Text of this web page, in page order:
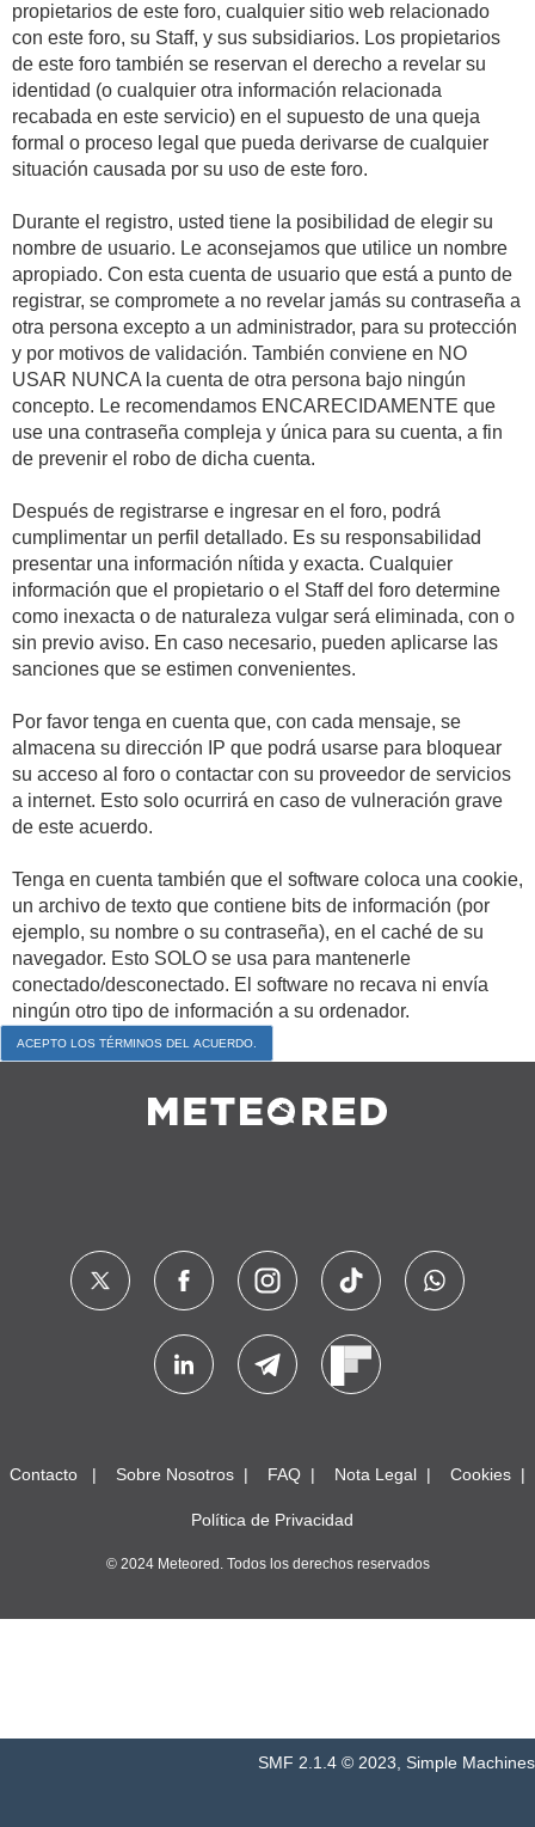
propietarios de este foro, cualquier sitio web relacionado
con este foro, su Staff, y sus subsidiarios. Los propietarios
de este foro también se reservan el derecho a revelar su
identidad (o cualquier otra información relacionada
recabada en este servicio) en el supuesto de una queja
formal o proceso legal que pueda derivarse de cualquier
situación causada por su uso de este foro.
Durante el registro, usted tiene la posibilidad de elegir su
nombre de usuario. Le aconsejamos que utilice un nombre
apropiado. Con esta cuenta de usuario que está a punto de
registrar, se compromete a no revelar jamás su contraseña a
otra persona excepto a un administrador, para su protección
y por motivos de validación. También conviene en NO
USAR NUNCA la cuenta de otra persona bajo ningún
concepto. Le recomendamos ENCARECIDAMENTE que
use una contraseña compleja y única para su cuenta, a fin
de prevenir el robo de dicha cuenta.
Después de registrarse e ingresar en el foro, podrá
cumplimentar un perfil detallado. Es su responsabilidad
presentar una información nítida y exacta. Cualquier
información que el propietario o el Staff del foro determine
como inexacta o de naturaleza vulgar será eliminada, con o
sin previo aviso. En caso necesario, pueden aplicarse las
sanciones que se estimen convenientes.
Por favor tenga en cuenta que, con cada mensaje, se
almacena su dirección IP que podrá usarse para bloquear
su acceso al foro o contactar con su proveedor de servicios
a internet. Esto solo ocurrirá en caso de vulneración grave
de este acuerdo.
Tenga en cuenta también que el software coloca una cookie,
un archivo de texto que contiene bits de información (por
ejemplo, su nombre o su contraseña), en el caché de su
navegador. Esto SOLO se usa para mantenerle
conectado/desconectado. El software no recava ni envía
ningún otro tipo de información a su ordenador.
Contacto Sobre Nosotros FAQ Nota Legal Cookies
Política de Privacidad
© 2024 Meteored. Todos los derechos reservados
SMF 2.1.4 © 2023 Simple Machines